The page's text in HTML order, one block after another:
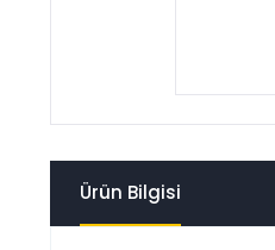
Ürün Bilgisi